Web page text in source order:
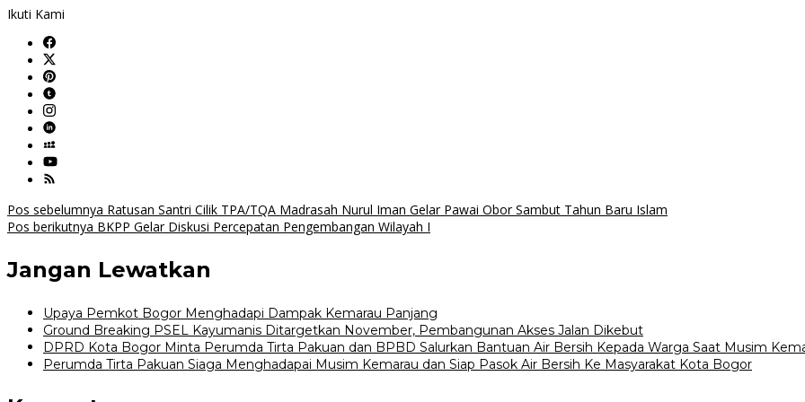
Ikuti Kami
Navigasi
pos
Pos sebelumnya Ratusan Santri Cilik TPA/TQA Madrasah Nurul Iman Gelar Pawai Obor Sambut Tahun Baru Islam
Pos berikutnya BKPP Gelar Diskusi Percepatan Pengembangan Wilayah I
Jangan Lewatkan
Upaya Pemkot Bogor Menghadapi Dampak Kemarau Panjang
Ground Breaking PSEL Kayumanis Ditargetkan November, Pembangunan Akses Jalan Dikebut
DPRD Kota Bogor Minta Perumda Tirta Pakuan dan BPBD Salurkan Bantuan Air Bersih Kepada Warga Saat Musim
Perumda Tirta Pakuan Siaga Menghadapai Musim Kemarau dan Siap Pasok Air Bersih Ke Masyarakat Kota Bogor